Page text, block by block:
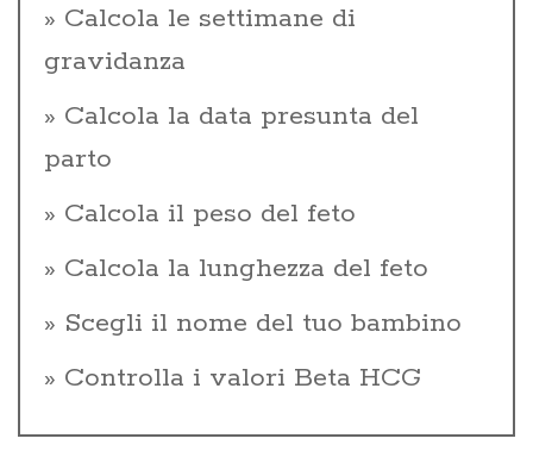
Calcola le settimane di
gravidanza
Calcola la data presunta del
parto
Calcola il peso del feto
Calcola la lunghezza del feto
Scegli il nome del tuo bambino
Controlla i valori Beta HCG